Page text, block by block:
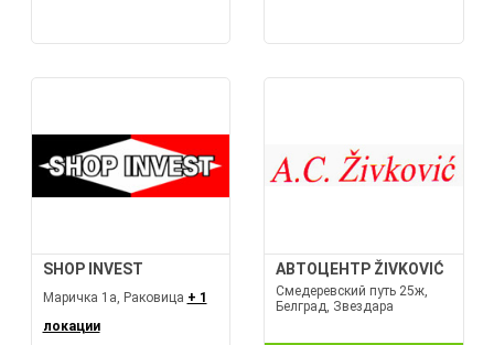
SHOP INVEST
Маричка 1а, Раковица + 1
локации
АВТОЦЕНТР ŽIVKOVIĆ
Смедеревский путь 25ж,
Белград, Звездара